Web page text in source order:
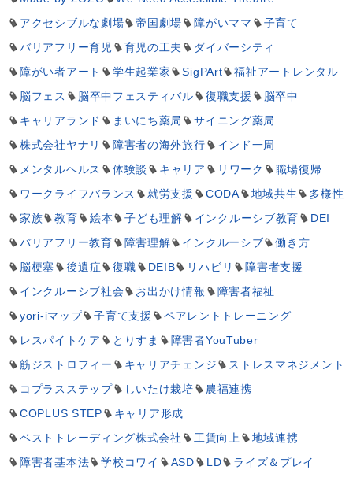
アクセシブルな劇場
帝国劇場 障がいママ
子育て
バリアフリー育児
育児の工夫
ダイバーシティ
障がい者アート
学生起業家 SigPArt
福祉アートレンタル
脳フェス
脳卒中フェスティバル 復職支援
脳卒中
キャリアランド
まいにち薬局
サイニング薬局
株式会社ヤナリ
障害者の海外旅行
インド一周
メンタルヘルス
体験談 キャリア リワーク
職場復帰
ワークライフバランス
就労支援 CODA 地域共生
多様性
家族
教育 絵本 子ども理解 インクルーシブ教育
DEI
バリアフリー教育
障害理解 インクルーシブ
働き方
脳梗塞
後遺症 復職 DEIB リハビリ
障害者支援
インクルーシブ社会
お出かけ情報
障害者福祉
yori-iマップ
子育て支援
ペアレントトレーニング
レスパイトケア
とりすま
障害者YouTuber
筋ジストロフィー
キャリアチェンジ
ストレスマネジメント
コプラスステップ
しいたけ栽培
農福連携
COPLUS STEP
キャリア形成
ベストトレーディング株式会社
工賃向上
地域連携
障害者基本法
学校コワイ ASD LD
ライズ＆プレイ